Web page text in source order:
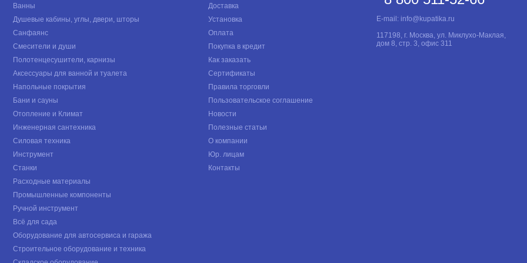
Ванны
Душевые кабины, углы, двери, шторы
Санфаянс
Смесители и души
Полотенцесушители, карнизы
Аксессуары для ванной и туалета
Напольные покрытия
Бани и сауны
Отопление и Климат
Инженерная сантехника
Силовая техника
Инструмент
Станки
Расходные материалы
Промышленные компоненты
Ручной инструмент
Всё для сада
Оборудование для автосервиса и гаража
Строительное оборудование и техника
Доставка
Установка
Оплата
Покупка в кредит
Как заказать
Сертификаты
Правила торговли
Пользовательское соглашение
Новости
Полезные статьи
О компании
Юр. лицам
Контакты
E-mail: info@kupatika.ru
117198, г. Москва, ул. Миклухо-Маклая,
дом 8, стр. 3, офис 311